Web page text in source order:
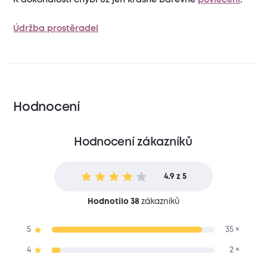
Údržba prostěradel
Hodnocení
Hodnocení zákazníků
4.9 z 5
Hodnotilo 38 zákazníků
5 35 ×
4 2 ×